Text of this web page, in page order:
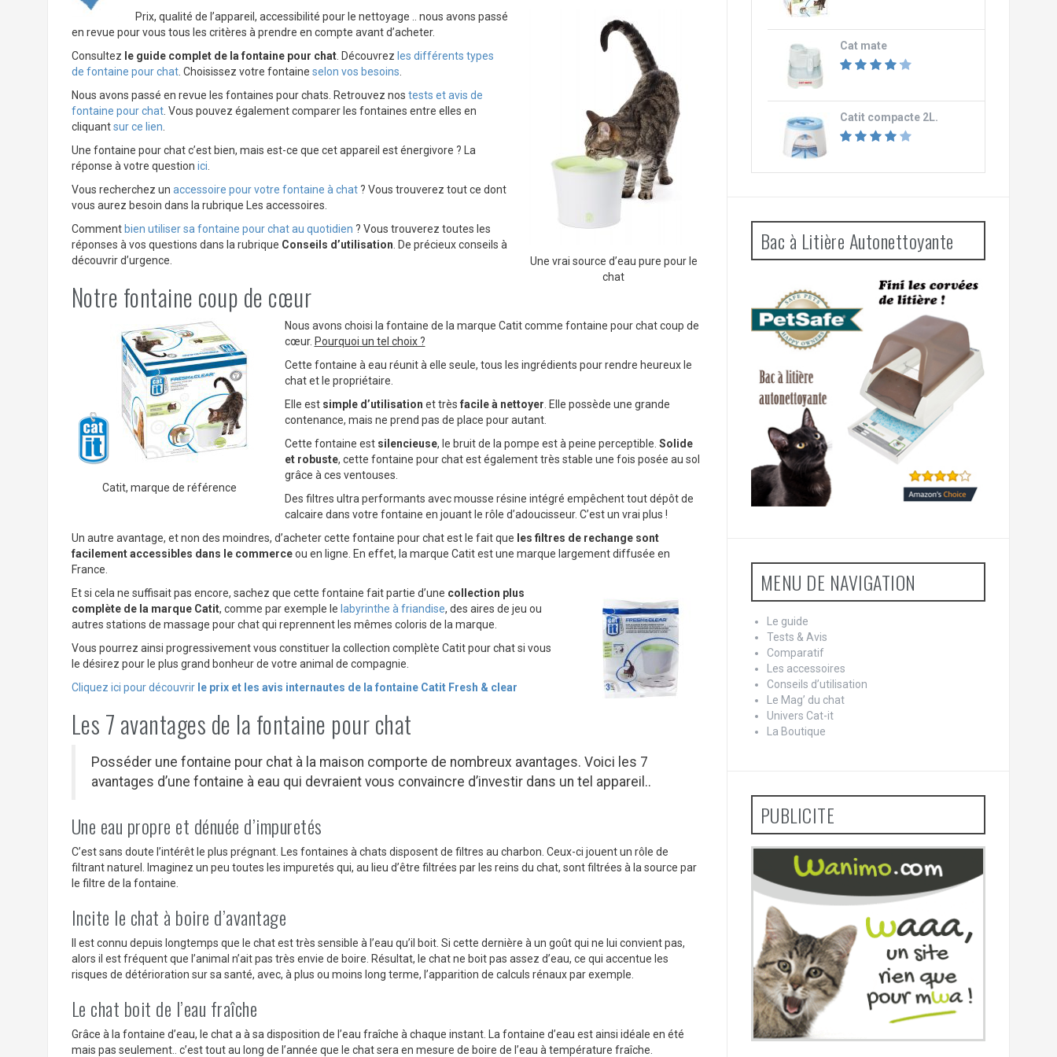
Une vrai source d’eau pure pour le
chat
Prix, qualité de l’appareil, accessibilité pour le nettoyage .. nous avons passé
en revue pour vous tous les critères à prendre en compte avant d’acheter.
Consultez le guide complet de la fontaine pour chat. Découvrez les différents types
de fontaine pour chat. Choisissez votre fontaine selon vos besoins
Nous avons passé en revue les fontaines pour chats. Retrouvez nos tests et avis de
fontaine pour chat. Vous pouvez également comparer les fontaines entre elles en
cliquantsur ce lien
Une fontaine pour chat c’est bien, mais est-ce que cet appareil est énergivore ? La
réponse à votre question ici
Vous recherchez un accessoire pour votre fontaine à chat? Vous trouverez tout ce dont
vous aurez besoin dans la rubrique Les accessoires.
Comment bien utiliser sa fontaine pour chat au quotidien ? Vous trouverez toutes les
réponses à vos questions dans la rubrique Conseils d’utilisation . De précieux conseils à
découvrir d’urgence.
Notre fontaine coup de cœur
Catit, marque de référence
Nous avons choisi la fontaine de la marque Catit comme fontaine pour chat coup de
cœur. Pourquoi un tel choix ?
Cette fontaine à eau réunit à elle seule, tous les ingrédients pour rendre heureux le
chat et le propriétaire.
Elle est simple d’utilisation et très facile à nettoyer . Elle possède une grande
contenance, mais ne prend pas de place pour autant.
Cette fontaine est silencieuse, le bruit de la pompe est à peine perceptible. Solide
et robuste, cette fontaine pour chat est également très stable une fois posée au sol
grâce à ces ventouses.
Des filtres ultra performants avec mousse résine intégré empêchent tout dépôt de
calcaire dans votre fontaine en jouant le rôle d’adoucisseur. C’est un vrai plus !
Un autre avantage, et non des moindres, d’acheter cette fontaine pour chat est le fait que les filtres de rechange sont
facilement accessibles dans le commerceou en ligne. En effet, la marque Catit est une marque largement diffusée en
France.
Et si cela ne suffisait pas encore, sachez que cette fontaine fait partie d’une collection plus
complète de la marque Catit, comme par exemple le labyrinthe à friandise, des aires de jeu ou
autres stations de massage pour chat qui reprennent les mêmes coloris de la marque.
Vous pourrez ainsi progressivement vous constituer la collection complète Catit pour chat si vous
le désirez pour le plus grand bonheur de votre animal de compagnie.
Cliquez ici pour découvrir le prix et les avis internautes de la fontaine Catit Fresh & clear
Les 7 avantages de la fontaine pour chat
Posséder une fontaine pour chat à la maison comporte de nombreux avantages. Voici les 7
avantages d’une fontaine à eau qui devraient vous convaincre d’investir dans un tel appareil..
Une eau propre et dénuée d’impuretés
C’est sans doute l’intérêt le plus prégnant. Les fontaines à chats disposent de filtres au charbon. Ceux-ci jouent un rôle de
filtrant naturel. Imaginez un peu toutes les impuretés qui, au lieu d’être filtrées par les reins du chat, sont filtrées à la source par
le filtre de la fontaine.
Incite le chat à boire d’avantage
Il est connu depuis longtemps que le chat est très sensible à l’eau qu’il boit. Si cette dernière à un goût qui ne lui convient pas,
alors il est fréquent que l’animal n’ait pas très envie de boire. Résultat, le chat ne boit pas assez d’eau, ce qui accentue les
risques de détérioration sur sa santé, avec, à plus ou moins long terme, l’apparition de calculs rénaux par exemple.
Le chat boit de l’eau fraîche
Grâce à la fontaine d’eau, le chat a à sa disposition de l’eau fraîche à chaque instant. La fontaine d’eau est ainsi idéale en été
mais pas seulement.. c’est tout au long de l’année que le chat sera en mesure de boire de l’eau à température fraîche.
Cat mate
Catit compacte 2L.
Bac à Litière Autonettoyante
MENU DE NAVIGATION
Le guide
Tests & Avis
Comparatif
Les accessoires
Conseils d’utilisation
Le Mag’ du chat
Univers Cat-it
La Boutique
PUBLICITE